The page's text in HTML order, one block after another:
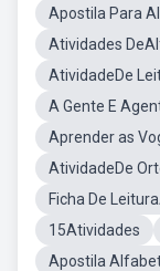
Apostila Para
Atividades
AtividadeDe
A Gente E
Aprender as
AtividadeDe
Ficha De
15Atividades
Apostila